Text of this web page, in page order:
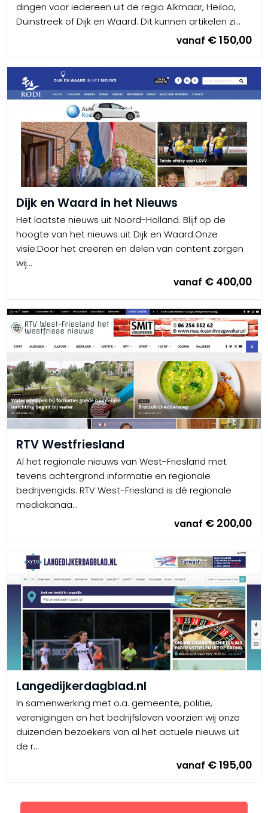
dingen voor iedereen uit de regio Alkmaar, Heiloo,
Duinstreek of Dijk en Waard. Dit kunnen artikelen zi...
vanaf € 150,00
Dijk en Waard in het Nieuws
Het laatste nieuws uit Noord-Holland. Blijf op de
hoogte van het nieuws uit Dijk en Waard.Onze
visie:Door het creëren en delen van content zorgen
wij...
vanaf € 400,00
RTV Westfriesland
Al het regionale nieuws van West-Friesland met
tevens achtergrond informatie en regionale
bedrijvengids. RTV West-Friesland is dé regionale
mediakanaa...
vanaf € 200,00
Langedijkerdagblad.nl
In samenwerking met o.a. gemeente, politie,
verenigingen en het bedrijfsleven voorzien wij onze
duizenden bezoekers van al het actuele nieuws uit
de r...
vanaf € 195,00